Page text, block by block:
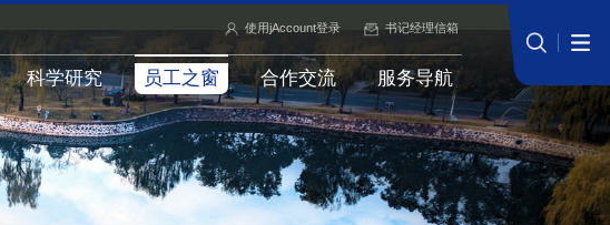
使用jAccount登录 书记经理信箱
科学研究 员工之窗 合作交流 服务导航